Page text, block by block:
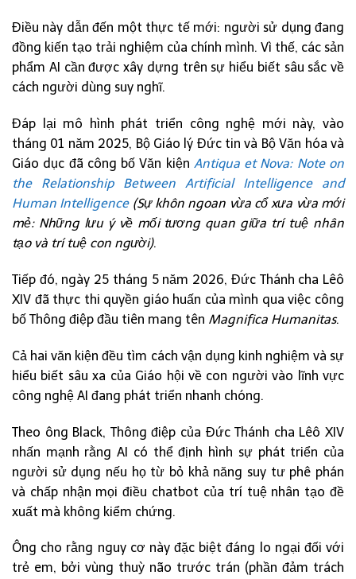
Điều này dẫn đến một thực tế mới: người sử dụng đang
đồng kiến tạo trải nghiệm của chính mình. Vì thế, các sản
phẩm AI cần được xây dựng trên sự hiểu biết sâu sắc về
cách người dùng suy nghĩ.
Đáp lại mô hình phát triển công nghệ mới này, vào
tháng 01 năm 2025, Bộ Giáo lý Đức tin và Bộ Văn hóa và
Giáo dục đã công bố Văn kiện Antiqua et Nova: Note on
the Relationship Between Artificial Intelligence and
Human Intelligence(Sự khôn ngoan vừa cổ xưa vừa mới
mẻ: Những lưu ý về mối tương quan giữa trí tuệ nhân
tạo và trí tuệ con người).
Tiếp đó, ngày 25 tháng 5 năm 2026, Đức Thánh cha Lêô
XIV đã thực thi quyền giáo huấn của mình qua việc công
bố Thông điệp đầu tiên mang tên Magnifica Humanitas.
Cả hai văn kiện đều tìm cách vận dụng kinh nghiệm và sự
hiểu biết sâu xa của Giáo hội về con người vào lĩnh vực
công nghệ AI đang phát triển nhanh chóng.
Theo ông Black, Thông điệp của Đức Thánh cha Lêô XIV
nhấn mạnh rằng AI có thể định hình sự phát triển của
người sử dụng nếu họ từ bỏ khả năng suy tư phê phán
và chấp nhận mọi điều chatbot của trí tuệ nhân tạo đề
xuất mà không kiểm chứng.
Ông cho rằng nguy cơ này đặc biệt đáng lo ngại đối với
trẻ em, bởi vùng thuỳ não trước trán (phần đảm trách